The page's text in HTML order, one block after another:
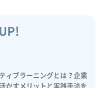
ィブラーニングとは？企業
かすメリットと実践手法を